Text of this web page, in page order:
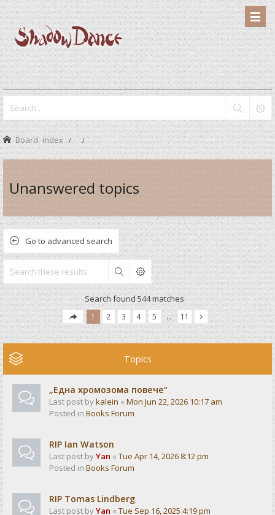
Board index
Unanswered topics
Go to advanced search
Search
Search found 544 matches
1 2 3 4 5 … 11
Topics
„Една хромозома повече“
Last post bykalein « Mon Jun 22, 2026 10:17 am
Posted in Books Forum
RIP Ian Watson
Last post byYan « Tue Apr 14, 2026 8:12 pm
Posted in Books Forum
RIP Tomas Lindberg
Last post byYan « Tue Sep 16, 2025 4:19 pm